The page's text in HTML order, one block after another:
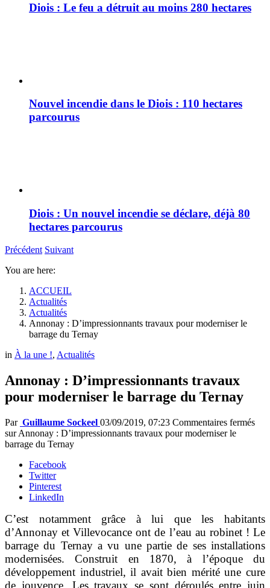
Diois : Le feu a détruit au moins 280 hectares
Nouvel incendie dans le Diois : 110 hectares
parcourus
Diois : Un nouvel incendie se déclare, déjà 80
hectares parcourus
Précédent Suivant
You are here:
ACCUEIL
Actualités
Actualités
Annonay : D’impressionnants travaux pour moderniser le
barrage du Ternay
in À la une !, Actualités
Annonay : D’impressionnants travaux
pour moderniser le barrage du Ternay
Par Guillaume Sockeel 03/09/2019, 07:23 Commentaires fermés
sur Annonay : D’impressionnants travaux pour moderniser le
barrage du Ternay
Facebook
Twitter
Pinterest
LinkedIn
C’est notamment grâce à lui que les habitants
d’Annonay et Villevocance ont de l’eau au robinet ! Le
barrage du Ternay a vu une partie de ses installations
modernisées. Construit en 1870, à l’époque du
développement industriel, il avait bien mérité une cure
de jouvence. Les travaux se sont déroulés entre juin